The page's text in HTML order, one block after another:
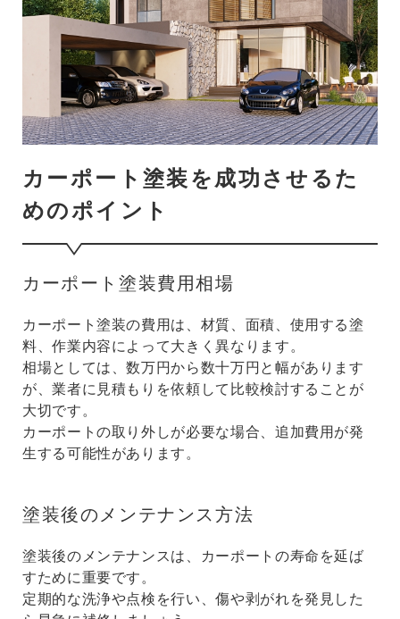
カーポート塗装を成功させるた
めのポイント
カーポート塗装費用相場
カーポート塗装の費用は、材質、面積、使用する塗
料、作業内容によって大きく異なります。
相場としては、数万円から数十万円と幅があります
が、業者に見積もりを依頼して比較検討することが
大切です。
カーポートの取り外しが必要な場合、追加費用が発
生する可能性があります。
塗装後のメンテナンス方法
塗装後のメンテナンスは、カーポートの寿命を延ば
すために重要です。
定期的な洗浄や点検を行い、傷や剥がれを発見した